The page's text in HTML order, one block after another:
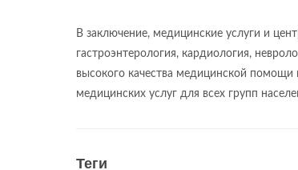
В заключение, медицинские услуги и
гастроэнтерология, кардиология,
высокого качества медицинской
медицинских услуг для всех групп
Теги